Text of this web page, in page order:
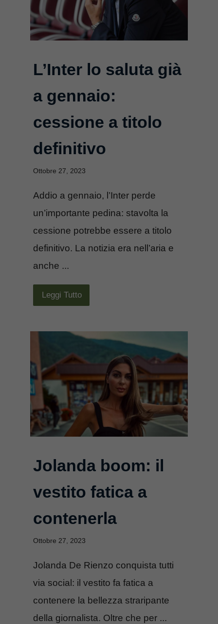
L’Inter lo saluta già
a gennaio:
cessione a titolo
definitivo
Ottobre 27, 2023
Addio a gennaio, l’Inter perde
un’importante pedina: stavolta la
cessione potrebbe essere a titolo
definitivo. La notizia era nell’aria e
anche ...
Leggi Tutto
Jolanda boom: il
vestito fatica a
contenerla
Ottobre 27, 2023
Jolanda De Rienzo conquista tutti
via social: il vestito fa fatica a
contenere la bellezza straripante
della giornalista. Oltre che per ...